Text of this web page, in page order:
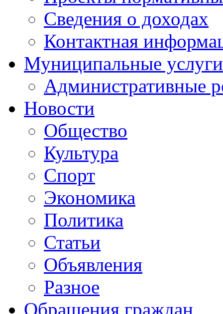
Сведения о доходах
Контактная
Муниципальные услуги
Административные
Новости
Общество
Культура
Спорт
Экономика
Политика
Статьи
Объявления
Разное
Обращения граждан